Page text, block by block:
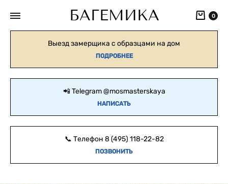
БАГЕМИКА 0
Выезд замерщика с образцами на дом
ПОДРОБНЕЕ
📲 Telegram@mosmasterskaya
НАПИСАТЬ
📞 Телефон 8 (495) 118-22-82
ПОЗВОНИТЬ